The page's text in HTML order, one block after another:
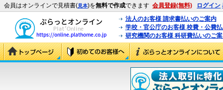
会員はオンラインで見積書(見本)を無料で作成できます 会員登録(無料) ログイン
法人のお客様 請求書払いのご案内
学校・官公庁のお客様 校費・公費
研究機関のお客様 科研費払いのご